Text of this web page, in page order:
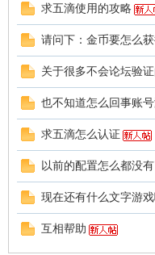
求五滴使用的攻略
请问下：金币要怎么
关于很多不会论坛验
也不知道怎么回事账
求五滴怎么认证
以前的配置怎么都没
现在还有什么文字游
互相帮助